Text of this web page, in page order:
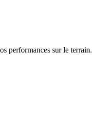
performances sur le terrain.